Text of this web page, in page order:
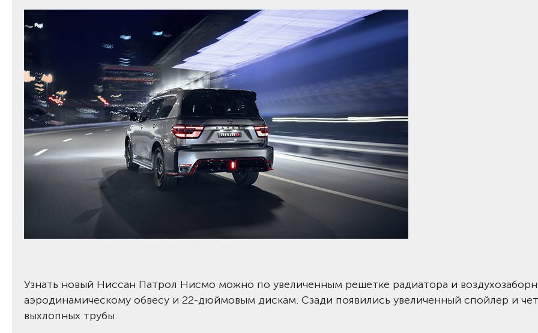
Узнать новый Ниссан Патрол Нисмо можно по увеличенным решетке радиатора и
аэродинамическому обвесу и 22-дюймовым дискам. Сзади появились увеличенный спойлер и
выхлопных трубы.